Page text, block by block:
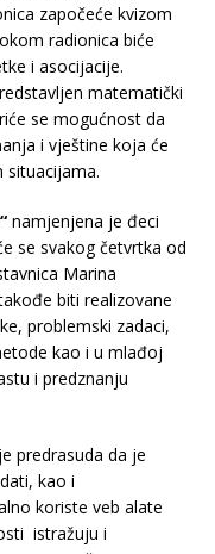
započeće kvizom
radionica biće
i asocijacije.
matematički
se mogućnost da
i vještine koja će
situacijama.
namjenjena je đeci
se svakog četvrtka od
Marina
biti realizovane
problemski zadaci,
kao i u mlađoj
i predznanju
predrasuda da je
kao i
koriste veb alate
istražuju i